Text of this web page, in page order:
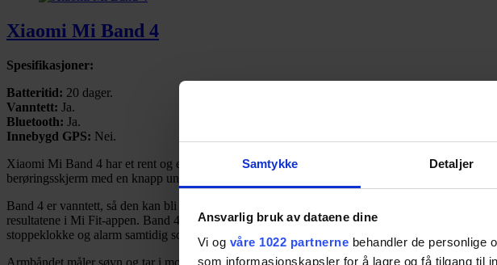
Samtykke Detaljer
Ansvarlig bruk av dataene dine
Vi og våre 1022 partnerne behandler de personlige
som informasjonskapsler for å lagre og få tilgang til
Xiaomi Mi Band 4
Spesifikasjoner:
Batteritid: 20 dager.
Vanntett: Ja.
Bluetooth: Ja.
Innebygd GPS: Nei.
Xiaomi Mi Band 4 har et rent og enkelt design, med en flott fargeskjerm. Armbåndet sitter
berøringsskjerm med en knapp under, og her sitter også pulsmåleren. Skjermen føles responsiv
Band 4 er vanntett, så den kan bli med i dusjen og på svømmetur. For å måle pulsen
resultatene i Mi Fit-appen. Band 4 har ikke innebygd GPS, men benytter seg av telefonens til
stoppeklokke og alarm samtidig som du trener, da hovedskjermen blir låst under
Armbåndet måler søvn og tar i mot varsler, tekstmeldinger, alarmer og påminnelser. Det